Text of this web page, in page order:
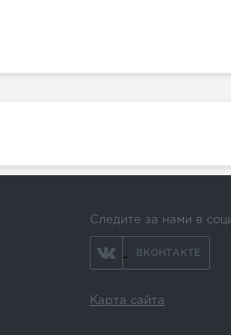
Следите за нами в
ВКОНТАКТЕ
Карта сайта